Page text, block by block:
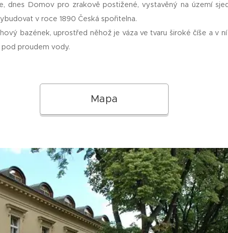
dnes Domov pro zrakově postižené, vystavěný na území
v roce 1890 Česká spořitelna.
bazének, uprostřed něhož je váza ve tvaru široké číše a v
proudem vody.
Mapa